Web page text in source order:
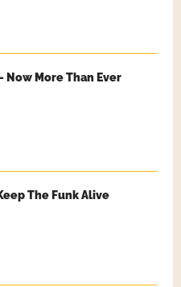
Now More Than Ever
The Funk Alive